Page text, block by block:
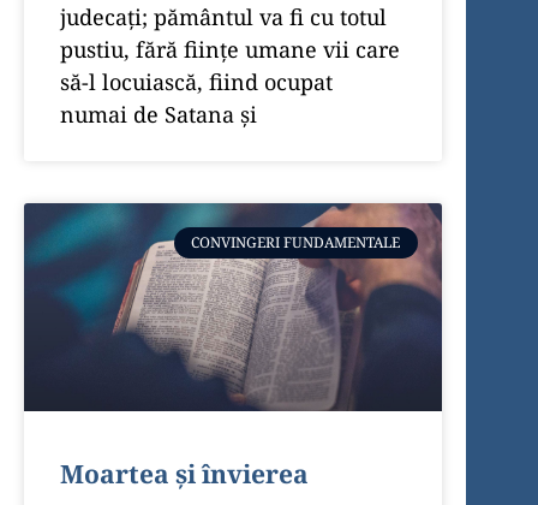
judecaţi; pământul va fi cu totul
pustiu, fără fiinţe umane vii care
să-l locuiască, fiind ocupat
numai de Satana şi
CONVINGERI FUNDAMENTALE
Moartea și învierea